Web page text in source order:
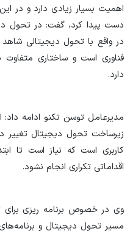
اهمیت بسیار زیادی دارد و در
دست پیدا کرد، گفت: در تحول
در واقع با تحول دیجیتالی
فناوری است و ساختاری
دارد.
مدیرعامل توسن تکنو ادامه
زیرساخت تحول دیجیتال تغییر
کاربری است که نیاز است تا
اقداماتی تکراری انجام نشود.
وی در خصوص برنامه ریزی
مسیر تحول دیجیتال و